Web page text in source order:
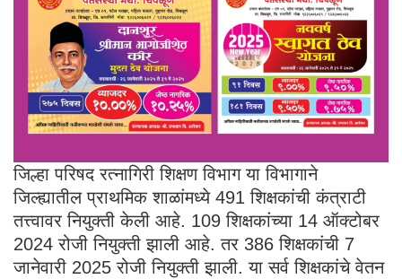
जिल्हा परिषद रत्नागिरी शिक्षण विभाग या विभागाने
जिल्ह्यातील प्राथमिक शाळांमध्ये 491 शिक्षकांची कंत्राटी
तत्त्वावर नियुक्ती केली आहे. 109 शिक्षकांच्या 14 ऑक्टोबर
2024 रोजी नियुक्ती झाली आहे. तर 386 शिक्षकांची 7
जानेवारी 2025 रोजी नियुक्ती झाली. या सर्व शिक्षकांचे वेतन